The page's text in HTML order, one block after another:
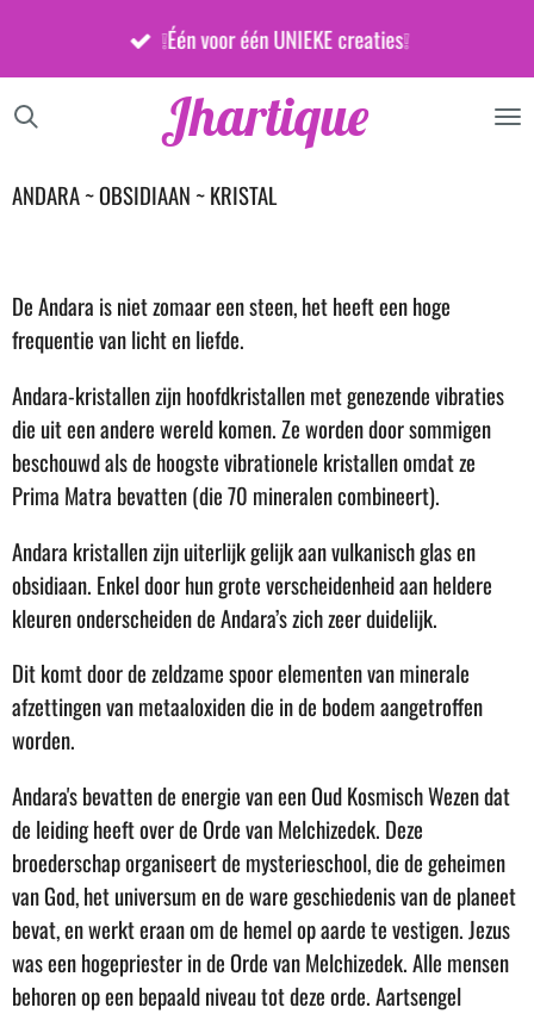
de
Jhartique
❕Één voor één UNIEKE creaties❕
ANDARA ~ OBSIDIAAN ~ KRISTAL
De Andara is niet zomaar een steen, het heeft een hoge
frequentie van licht en liefde.
Andara-kristallen zijn hoofdkristallen met genezende vibraties
die uit een andere wereld komen. Ze worden door sommigen
beschouwd als de hoogste vibrationele kristallen omdat ze
Prima Matra bevatten (die 70 mineralen combineert).
Andara kristallen zijn uiterlijk gelijk aan vulkanisch glas en
obsidiaan. Enkel door hun grote verscheidenheid aan heldere
kleuren onderscheiden de Andara’s zich zeer duidelijk.
Dit komt door de zeldzame spoor elementen van minerale
afzettingen van metaaloxiden die in de bodem aangetroffen
worden.
Andara's bevatten de energie van een Oud Kosmisch Wezen dat
de leiding heeft over de Orde van Melchizedek. Deze
broederschap organiseert de mysterieschool, die de geheimen
van God, het universum en de ware geschiedenis van de planeet
bevat, en werkt eraan om de hemel op aarde te vestigen. Jezus
was een hogepriester in de Orde van Melchizedek. Alle mensen
behoren op een bepaald niveau tot deze orde. Aartsengel